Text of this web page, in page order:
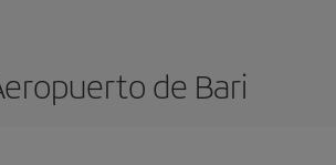
de Bari